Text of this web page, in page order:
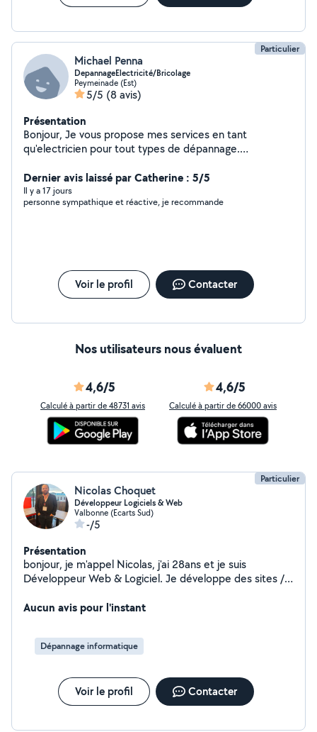
objectif est de vous apporter des solutions efficaces et
Particulier
Michael Penna
DepannageElectricité/Bricolage
Peymeinade (Est)
5/5 (8 avis)
Présentation
Bonjour, Je vous propose mes services en tant
qu'electricien pour tout types de dépannage.
Bricoleur dans l'âme je pourrais vous rendre pas mal de
services. N'hesitez pas !
Dernier avis laissé par Catherine : 5/5
Il y a 17 jours
personne sympathique et réactive, je recommande
Voir le profil Contacter
Nos utilisateurs nous évaluent
4,6/5
Calculé à partir de 48731 avis
4,6/5
Calculé à partir de 66000 avis
Particulier
Nicolas Choquet
Développeur Logiciels & Web
Valbonne (Ecarts Sud)
-/5
Présentation
bonjour, je m'appel Nicolas, j'ai 28ans et je suis
Développeur Web & Logiciel. Je développe des sites /
se bureau, mobiles et tablettes.
Aucun avis pour l'instant
Dépannage informatique
Voir le profil Contacter